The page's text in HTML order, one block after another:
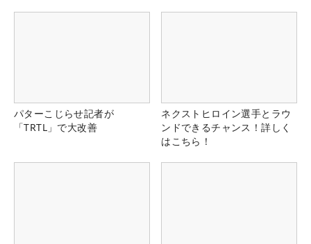
パターこじらせ記者が
「TRTL」で大改善
ネクストヒロイン選手とラウ
ンドできるチャンス！詳しく
はこちら！